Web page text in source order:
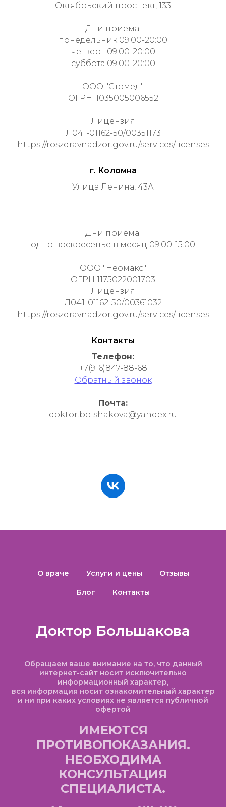
Октябрьский проспект, 133
Дни приема:
понедельник 09:00-20:00
четверг 09:00-20:00
суббота 09:00-20:00
ООО "Стомед"
ОГРН: 1035005006552
Лицензия
Л041-01162-50/00351173
https://roszdravnadzor.gov.ru/services/licenses
г. Коломна
Улица Ленина, 43А
Дни приема:
одно воскресенье в месяц 09:00-15:00
ООО "Неомакс"
ОГРН 1175022001703
Лицензия
Л041-01162-50/00361032
https://roszdravnadzor.gov.ru/services/licenses
Контакты
Телефон:
+7(916)847-88-68
Обратный звонок
Почта:
doktor.bolshakova@yandex.ru
О враче Услуги и цены Отзывы
Блог Контакты
Доктор Большакова
Обращаем ваше внимание на то, что данный
интернет-сайт носит исключительно
информационный характер,
вся информация носит ознакомительный характер
и ни при каких условиях не является публичной
офертой
ИМЕЮТСЯ
ПРОТИВОПОКАЗАНИЯ.
НЕОБХОДИМА
КОНСУЛЬТАЦИЯ
СПЕЦИАЛИСТА.